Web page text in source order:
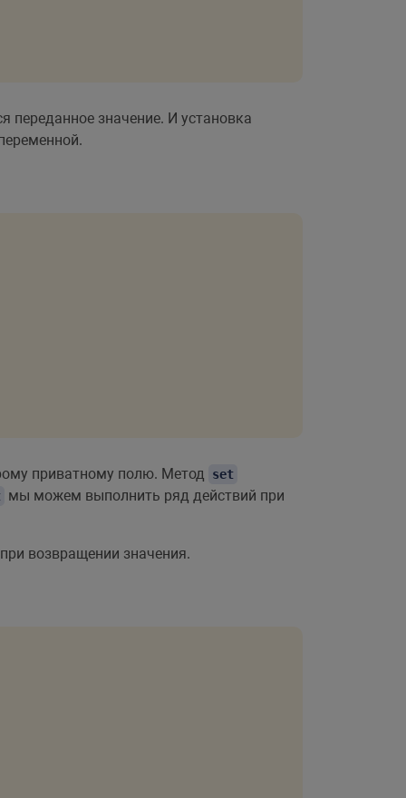
переданное значение. И установка
приватному полю. Метод
set
мы можем выполнить ряд действий при
возвращении значения.